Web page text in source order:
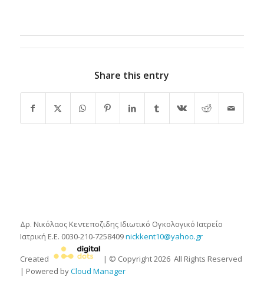
Share this entry
Δρ. Νικόλαος Κεντεποζιδης Ιδιωτικό Ογκολογικό Ιατρείο
Ιατρική Ε.Ε. 0030-210-7258409nickkent10@yahoo.gr
Created | © Copyright2026All Rights Reserved
| Powered byCloud Manager